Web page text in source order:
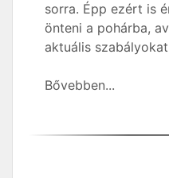
sorra. Épp ezért is
önteni a pohárba,
aktuális
Bővebben...